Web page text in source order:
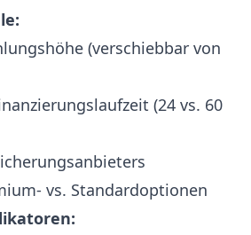
(verschiebbar von
(24 vs. 60
vs. Standardoptionen